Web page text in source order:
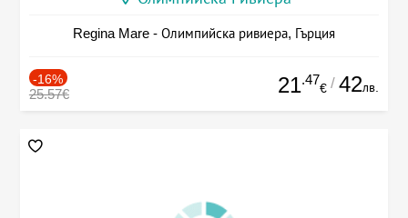
Regina Mare - Олимпийска ривиера, Гърция
-16%
25.57€ 21.47
€ / 42лв.